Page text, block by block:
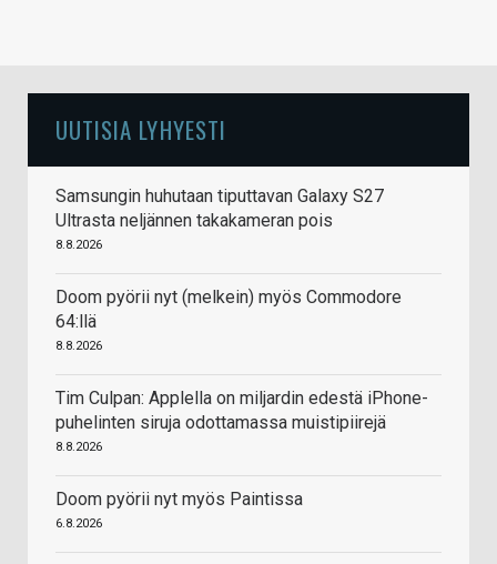
UUTISIA LYHYESTI
Samsungin huhutaan tiputtavan Galaxy S27
Ultrasta neljännen takakameran pois
8.8.2026
Doom pyörii nyt (melkein) myös Commodore
64:llä
8.8.2026
Tim Culpan: Applella on miljardin edestä iPhone-
puhelinten siruja odottamassa muistipiirejä
8.8.2026
Doom pyörii nyt myös Paintissa
6.8.2026